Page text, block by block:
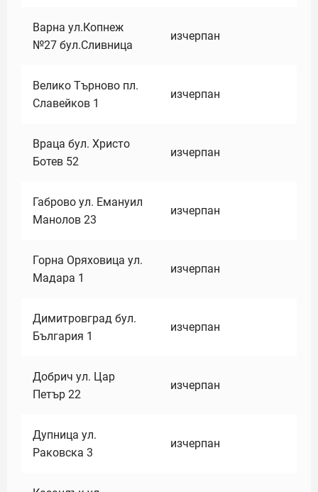
Варна ул.Копнеж
№27 бул.Сливница
изчерпан
Велико Търново пл.
Славейков 1
изчерпан
Враца бул. Христо
Ботев 52
изчерпан
Габрово ул. Емануил
Манолов 23
изчерпан
Горна Оряховица ул.
Мадара 1
изчерпан
Димитровград бул.
България 1
изчерпан
Добрич ул. Цар
Петър 22
изчерпан
Дупница ул.
Раковска 3
изчерпан